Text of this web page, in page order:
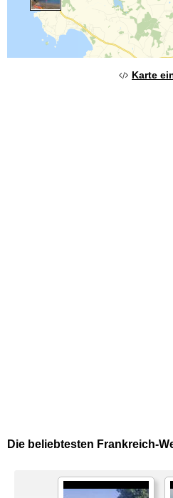
Karte
Die beliebtesten Frankreich-